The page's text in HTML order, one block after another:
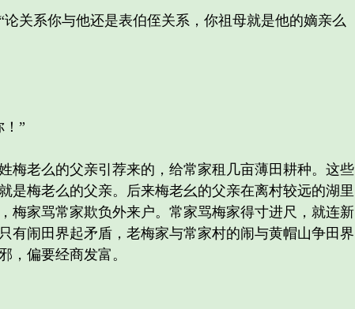
系你与他还是表伯侄关系，你祖母就是他的嫡亲么
”
老么的父亲引荐来的，给常家租几亩薄田耕种。这些
是梅老么的父亲。后来梅老幺的父亲在离村较远的湖里
梅家骂常家欺负外来户。常家骂梅家得寸进尺，就连新
有闹田界起矛盾，老梅家与常家村的闹与黄帽山争田界
，偏要经商发富。